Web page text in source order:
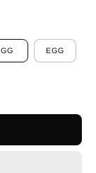
GG EGG